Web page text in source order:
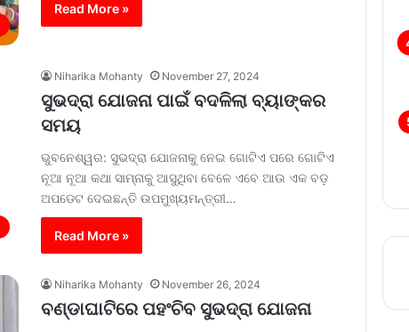
Read More »
Niharika Mohanty November 27, 2024
ସୁଭଦ୍ରା ଯୋଜନା ପାଇଁ ବଦଳିଲା ବ୍ୟାଙ୍କର
ସମୟ
ଭୁବନେଶ୍ୱର: ସୁଭଦ୍ରା ଯୋଜନାକୁ ନେଇ ଗୋଟିଏ ପରେ ଗୋଟିଏ
ନୂଆ ନୂଆ କଥା ସାମ୍ନାକୁ ଆସୁଥିବା ବେଳେ ଏବେ ଆଉ ଏକ ବଡ଼
ଅପଡେଟ ଦେଇଛନ୍ତି ଉପମୁଖ୍ୟମନ୍ତ୍ରୀ…
Read More »
Niharika Mohanty November 26, 2024
ବଣ୍ଡାଘାଟିରେ ପହଂଚିବ ସୁଭଦ୍ରା ଯୋଜନା